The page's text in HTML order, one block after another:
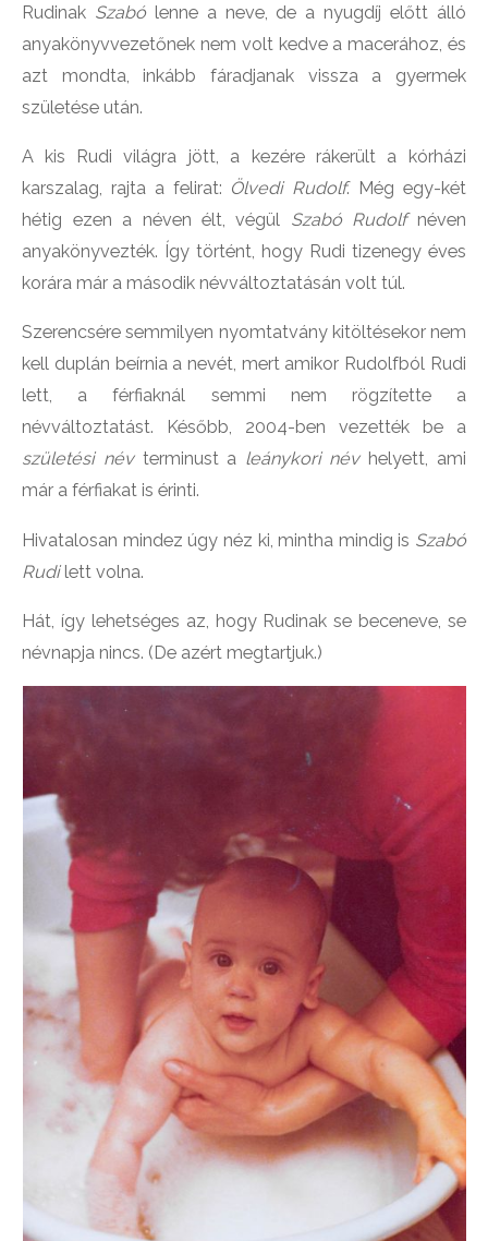
Rudinak Szabó lenne a neve, de a nyugdíj előtt álló
anyakönyvvezetőnek nem volt kedve a macerához, és
azt mondta, inkább fáradjanak vissza a gyermek
születése után.
A kis Rudi világra jött, a kezére rákerült a kórházi
karszalag, rajta a felirat: Ölvedi Rudolf. Még egy-két
hétig ezen a néven élt, végül Szabó Rudolfnéven
anyakönyvezték. Így történt, hogy Rudi tizenegy éves
korára már a második névváltoztatásán volt túl.
Szerencsére semmilyen nyomtatvány kitöltésekor nem
kell duplán beírnia a nevét, mert amikor Rudolfból Rudi
lett, a férfiaknál semmi nem rögzítette a
névváltoztatást. Később, 2004-ben vezették be a
születési névterminust a leánykori névhelyett, ami
már a férfiakat is érinti.
Hivatalosan mindez úgy néz ki, mintha mindig is Szabó
Rudilett volna.
Hát, így lehetséges az, hogy Rudinak se beceneve, se
névnapja nincs. (De azért megtartjuk.)